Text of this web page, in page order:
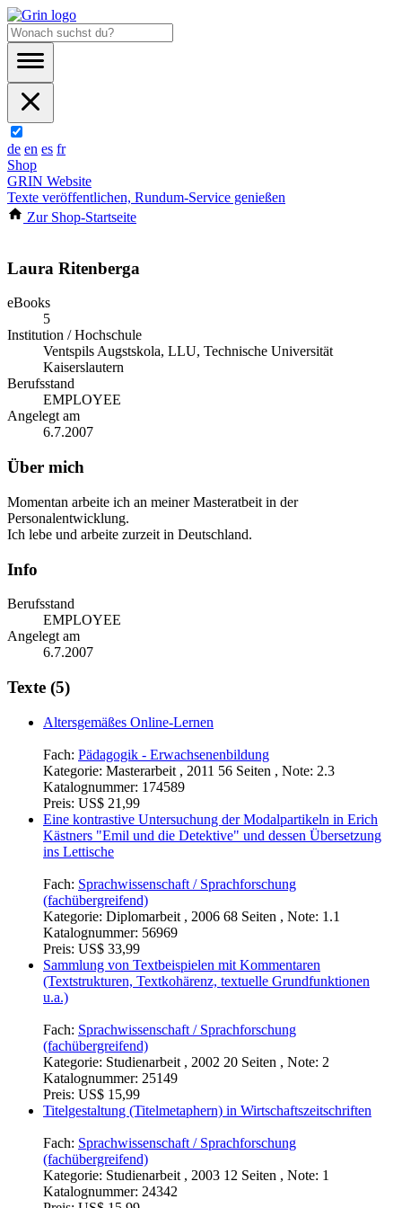
de en es fr
Shop
GRIN Website
Texte veröffentlichen, Rundum-Service genießen
Zur Shop-Startseite
Laura Ritenberga
eBooks
5
Institution / Hochschule
Ventspils Augstskola, LLU, Technische Universität
Kaiserslautern
Berufsstand
EMPLOYEE
Angelegt am
6.7.2007
Über mich
Momentan arbeite ich an meiner Masteratbeit in der
Personalentwicklung.
Ich lebe und arbeite zurzeit in Deutschland.
Info
Berufsstand
EMPLOYEE
Angelegt am
6.7.2007
Texte (5)
Altersgemäßes Online-Lernen
Fach: Pädagogik - Erwachsenenbildung
Kategorie: Masterarbeit , 2011 56 Seiten , Note: 2.3
Katalognummer: 174589
Preis: US$ 21,99
Eine kontrastive Untersuchung der Modalpartikeln in Erich
Kästners "Emil und die Detektive" und dessen Übersetzung
ins Lettische
Fach: Sprachwissenschaft / Sprachforschung
(fachübergreifend)
Kategorie: Diplomarbeit , 2006 68 Seiten , Note: 1.1
Katalognummer: 56969
Preis: US$ 33,99
Sammlung von Textbeispielen mit Kommentaren
(Textstrukturen, Textkohärenz, textuelle Grundfunktionen
u.a.)
Fach: Sprachwissenschaft / Sprachforschung
(fachübergreifend)
Kategorie: Studienarbeit , 2002 20 Seiten , Note: 2
Katalognummer: 25149
Preis: US$ 15,99
Titelgestaltung (Titelmetaphern) in Wirtschaftszeitschriften
Fach: Sprachwissenschaft / Sprachforschung
(fachübergreifend)
Kategorie: Studienarbeit , 2003 12 Seiten , Note: 1
Katalognummer: 24342